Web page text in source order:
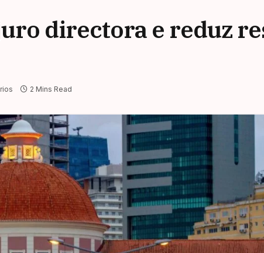
directora e reduz
2 Mins Read